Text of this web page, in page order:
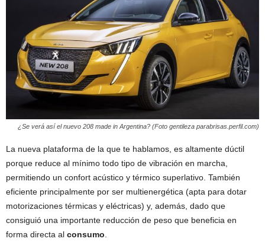
¿Se verá así el nuevo 208 made in Argentina? (Foto gentileza parabrisas.perfil.com)
La nueva plataforma de la que te hablamos, es altamente dúctil
porque reduce al mínimo todo tipo de vibración en marcha,
permitiendo un confort acústico y térmico superlativo. También
eficiente principalmente por ser multienergética (apta para dotar
motorizaciones térmicas y eléctricas) y, además, dado que
consiguió una importante reducción de peso que beneficia en
forma directa al consumo.